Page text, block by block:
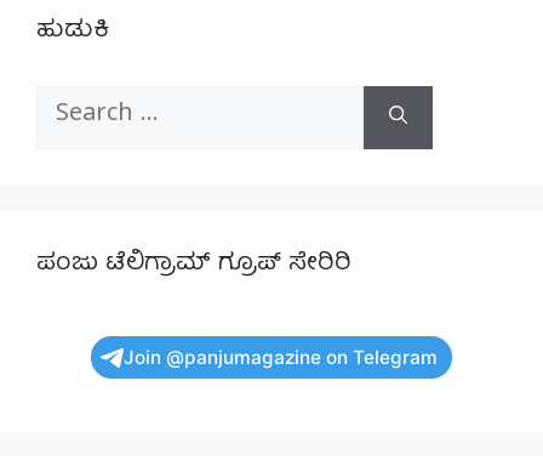
ಹುಡುಕಿ
Search
ಪಂಜು ಟೆಲಿಗ್ರಾಮ್ ಗ್ರೂಪ್ ಸೇರಿರಿ
Join @panjumagazine on Telegram